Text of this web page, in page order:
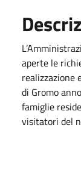
aperte le
realizzazione
di Gromo
famiglie
visitatori del